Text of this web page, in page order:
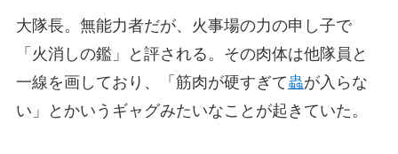
大隊長。無能力者だが、火事場の力の申し子で
「火消しの鑑」と評される。その肉体は他隊員と
一線を画しており、「筋肉が硬すぎて蟲が入らな
い」とかいうギャグみたいなことが起きていた。